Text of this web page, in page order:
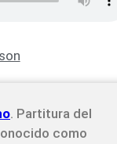
. Partitura del
como